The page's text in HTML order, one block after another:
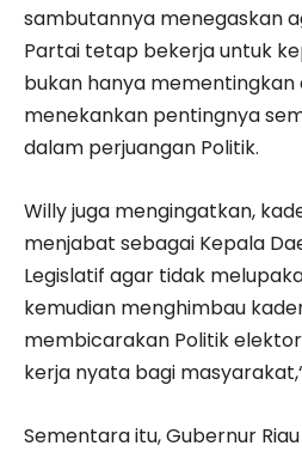
sambutannya menegaskan
Partai tetap bekerja untuk
bukan hanya mementingkan
menekankan pentingnya
dalam perjuangan Politik.
Willy juga mengingatkan,
menjabat sebagai Kepala
Legislatif agar tidak
kemudian menghimbau
membicarakan Politik
kerja nyata bagi
Sementara itu, Gubernur